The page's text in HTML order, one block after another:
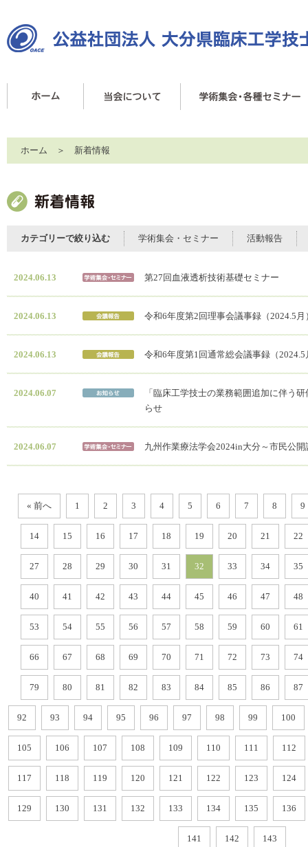
ホーム ＞ 新着情報
カテゴリーで絞り込む 学術集会・セミナー 活動報告
2024.06.13 第27回血液透析技術基礎セミナー
2024.06.13 令和6年度第2回理事会議事録（2024.5月
2024.06.13 令和6年度第1回通常総会議事録（2024.5
2024.06.07
「臨床工学技士の業務範囲追加に伴う
らせ
2024.06.07 九州作業療法学会2024in大分～市民公開
« 前へ 1 2 3 4 5 6 7 8 9
14 15 16 17 18 19 20 21 22
27 28 29 30 31 32 33 34 35
40 41 42 43 44 45 46 47 48
53 54 55 56 57 58 59 60 61
66 67 68 69 70 71 72 73 74
79 80 81 82 83 84 85 86 87
92 93 94 95 96 97 98 99 100
105 106 107 108 109 110 111 112
117 118 119 120 121 122 123 124
129 130 131 132 133 134 135 136
141 142 143